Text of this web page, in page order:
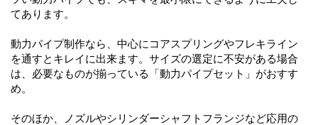
てあります。
動力パイプ制作なら、中心にコアスプリングやフレキライン
を通すとキレイに出来ます。サイズの選定に不安がある場合
は、必要なものが揃っている「動力パイプセット」がおすす
め。
そのほか、ノズルやシリンダーシャフトフランジなど応用の